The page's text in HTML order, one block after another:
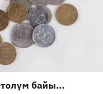
байы...